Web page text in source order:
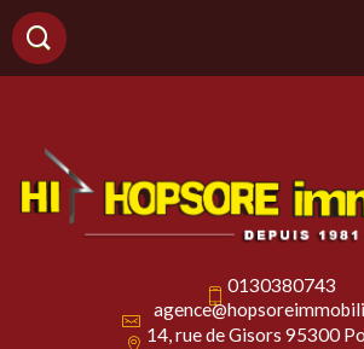
0130380743
14, rue de Gisors 95300